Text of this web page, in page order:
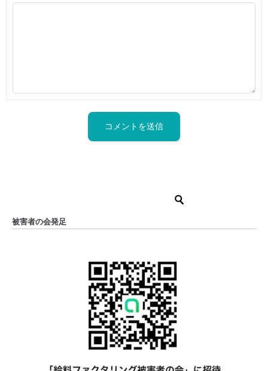
被害者の会発足